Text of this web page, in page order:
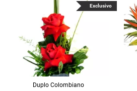
Duplo Colombiano
Exclusivo